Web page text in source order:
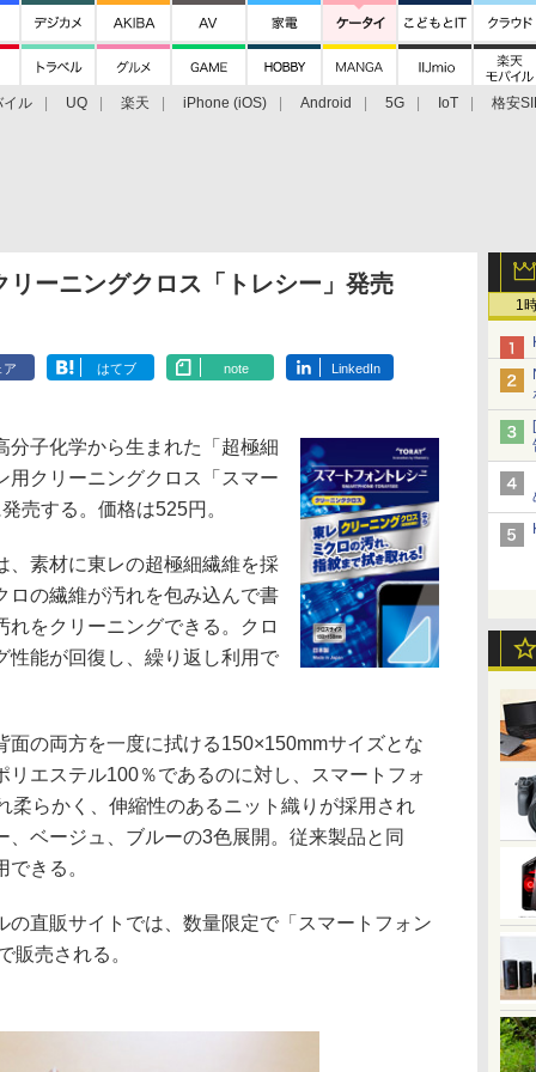
イル UQ 楽天 iPhone (iOS) Android 5G IoT
格安
1
ーニングクロス「トレシー」発売
ア はてブ note LinkedIn
子化学から生まれた「超極細
用クリーニングクロス「スマー
売する。価格は525円。
素材に東レの超極細繊維を採
ロの繊維が汚れを包み込んで書
をクリーニングできる。クロ
性能が回復し、繰り返し利用で
の両方を一度に拭ける150×150mmサイズとな
エステル100％であるのに対し、スマートフォ
柔らかく、伸縮性のあるニット織りが採用され
ベージュ、ブルーの3色展開。従来製品と同
きる。
直販サイトでは、数量限定で「スマートフォン
販売される。